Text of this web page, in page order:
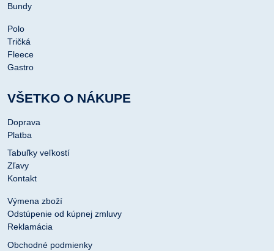
Bundy
Polo
Tričká
Fleece
Gastro
VŠETKO O NÁKUPE
Doprava
Platba
Tabuľky veľkostí
Zľavy
Kontakt
Výmena zboží
Odstúpenie od kúpnej zmluvy
Reklamácia
Obchodné podmienky